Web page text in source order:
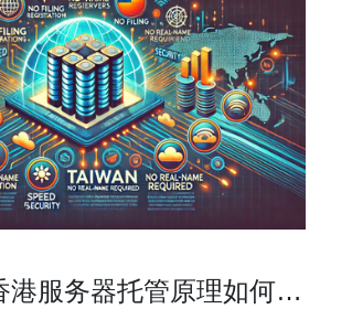
港服务器托管原理如何影